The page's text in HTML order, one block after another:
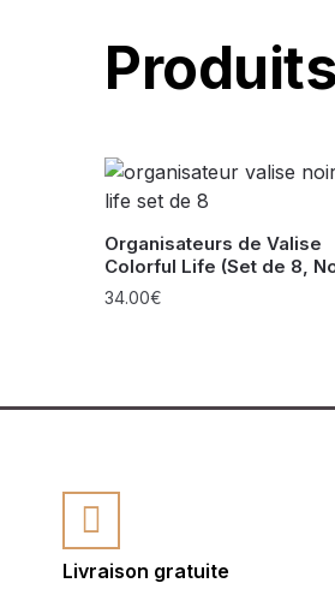
Organisateurs de Valise
Colorful Life (Set de 8,
34.00€
Livraison gratuite